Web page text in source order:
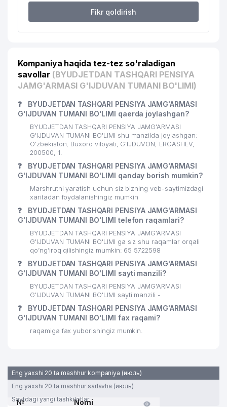
Fikr qoldirish
Kompaniya haqida tez-tez so'raladigan
savollar (BYUDJETDAN TASHQARI PENSIYA
JAMG'ARMASI G'IJDUVAN TUMANI BO'LIMI)
❓
BYUDJETDAN TASHQARI PENSIYA JAMG'ARMASI
G'IJDUVAN TUMANI BO'LIMI qaerda joylashgan?
BYUDJETDAN TASHQARI PENSIYA JAMG'ARMASI
G'IJDUVAN TUMANI BO'LIMI shu manzilda joylashgan:
O'zbekiston, Buxoro viloyati, G'IJDUVON, ERGASHEV,
200500, 1.
❓
BYUDJETDAN TASHQARI PENSIYA JAMG'ARMASI
G'IJDUVAN TUMANI BO'LIMI qanday borish mumkin?
Marshrutni yaratish uchun siz bizning veb-saytimizdagi
xaritadan foydalanishingiz mumkin
❓
BYUDJETDAN TASHQARI PENSIYA JAMG'ARMASI
G'IJDUVAN TUMANI BO'LIMI telefon raqamlari?
BYUDJETDAN TASHQARI PENSIYA JAMG'ARMASI
G'IJDUVAN TUMANI BO'LIMI ga siz shu raqamlar orqali
qo’ng’iroq qilishingiz mumkin: 65 5722598
❓
BYUDJETDAN TASHQARI PENSIYA JAMG'ARMASI
G'IJDUVAN TUMANI BO'LIMI sayti manzili?
BYUDJETDAN TASHQARI PENSIYA JAMG'ARMASI
G'IJDUVAN TUMANI BO'LIMI sayti manzili -
❓
BYUDJETDAN TASHQARI PENSIYA JAMG'ARMASI
G'IJDUVAN TUMANI BO'LIMI fax raqami?
raqamiga fax yuborishingiz mumkin.
Eng yaxshi 20 ta mashhur kompaniya (июль)
Eng yaxshi 20 ta mashhur sarlavha (июль)
Saytdagi yangi tashkilotlar
№
Nomi